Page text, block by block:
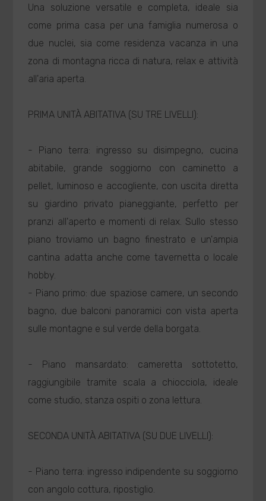
Una soluzione versatile e completa, ideale sia
come prima casa per una famiglia numerosa o
due nuclei, sia come residenza vacanza in una
zona di montagna ricca di natura, relax e attività
all'aria aperta.
PRIMA UNITÀ ABITATIVA (SU TRE LIVELLI):
- Piano terra: ingresso su disimpegno, cucina
abitabile, grande soggiorno con caminetto a
pellet, luminoso e accogliente, con uscita diretta
su giardino privato pianeggiante, perfetto per
pranzi all'aperto e momenti di relax. Sullo stesso
piano troviamo un bagno finestrato e un'ampia
cantina adatta anche come tavernetta o locale
hobby.
- Piano primo: due spaziose camere, un secondo
bagno, due balconi panoramici con vista aperta
sulle montagne e sul verde della borgata.
- Piano mansardato: cameretta sottotetto,
raggiungibile tramite scala a chiocciola, ideale
come studio, stanza ospiti o zona lettura.
SECONDA UNITÀ ABITATIVA (SU DUE LIVELLI):
- Piano terra: ingresso indipendente su soggiorno
con angolo cottura, ripostiglio.